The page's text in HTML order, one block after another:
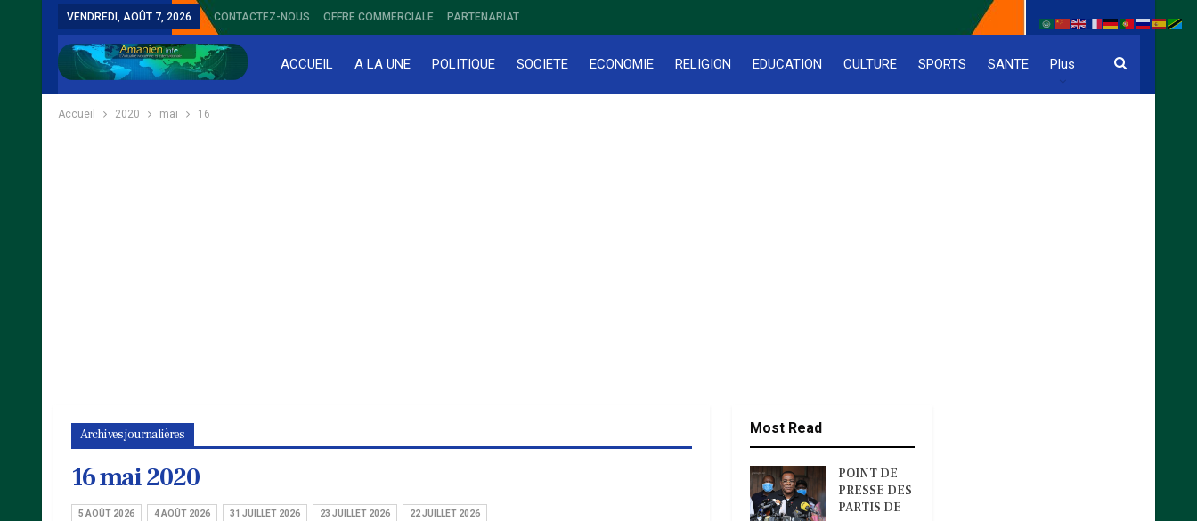
VENDREDI, AOÛT 7, 2026 CONTACTEZ-NOUS OFFRE COMMERCIALE PARTENARIAT
ACCUEIL A LA UNE POLITIQUE SOCIETE ECONOMIE RELIGION EDUCATION CULTURE SPORTS SANTE Plus
Accueil 2020 mai 16
Archives journalières
16 mai 2020
5 AOÛT 2026 4 AOÛT 2026 31 JUILLET 2026 23 JUILLET 2026 22 JUILLET 2026
Most Read
POINT DE
PRESSE DES
PARTIS DE